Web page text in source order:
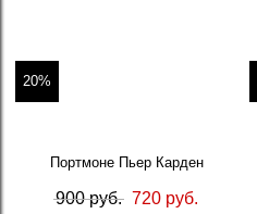
20%
Портмоне Пьер Карден
900 руб. 720 руб.